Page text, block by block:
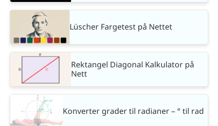
Lüscher Fargetest på Nettet
Rektangel Diagonal Kalkulator på
Nett
Konverter grader til radianer – ° til rad